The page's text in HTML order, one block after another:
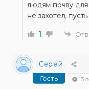
людям почву для
не захотел,
1
Серей
Гость 3